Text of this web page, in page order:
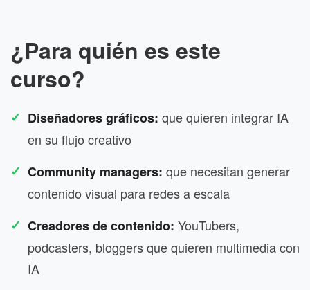
¿Para quién es este
curso?
Diseñadores gráficos: que quieren integrar IA
en su flujo creativo
Community managers: que necesitan generar
contenido visual para redes a escala
Creadores de contenido: YouTubers,
podcasters, bloggers que quieren multimedia con
IA